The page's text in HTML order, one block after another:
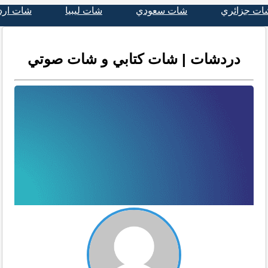
جزائري شات سعودي شات ليبيا شات
دردشات | شات كتابي و شات صوتي